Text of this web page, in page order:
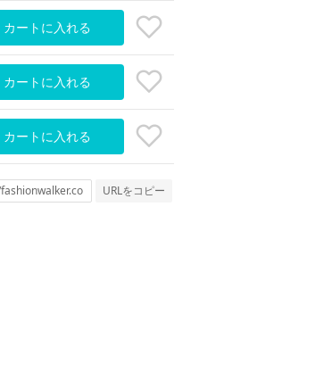
カートに入れる
カートに入れる
カートに入れる
URLをコピー